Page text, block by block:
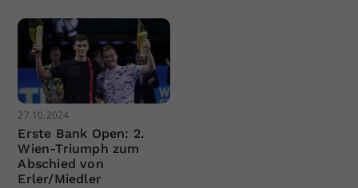
27.10.2024
Erste Bank Open: 2.
Wien-Triumph zum
Abschied von
Erler/Miedler